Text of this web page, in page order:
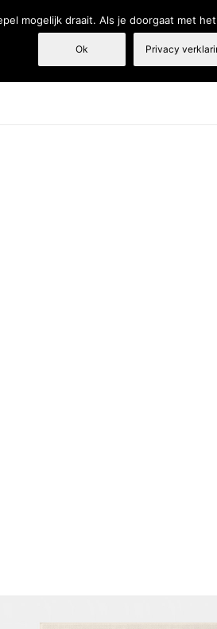
Fysiotherapie Webshop
mogelijk draait. Als je doorgaat met
Ok Privacy